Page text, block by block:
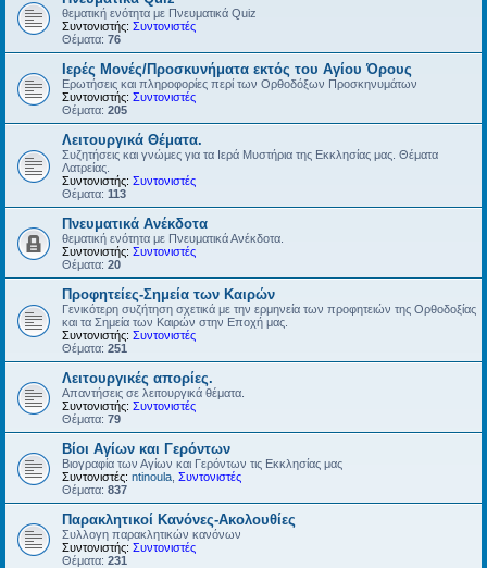
θεματική ενότητα με Πνευματικά Quiz
Συντονιστής: Συντονιστές
Θέματα: 76
Ιερές Μονές/Προσκυνήματα εκτός του Αγίου Όρους
Ερωτήσεις και πληροφορίες περί των Ορθοδόξων Προσκηνυμάτων
Συντονιστής: Συντονιστές
Θέματα: 205
Λειτουργικά Θέματα.
Συζητήσεις και γνώμες για τα Ιερά Μυστήρια της Εκκλησίας μας. Θέματα
Λατρείας.
Συντονιστής: Συντονιστές
Θέματα: 113
Πνευματικά Ανέκδοτα
θεματική ενότητα με Πνευματικά Ανέκδοτα.
Συντονιστής: Συντονιστές
Θέματα: 20
Προφητείες-Σημεία των Καιρών
Γενικότερη συζήτηση σχετικά με την ερμηνεία των προφητειών της Ορθοδοξίας
και τα Σημεία των Καιρών στην Εποχή μας.
Συντονιστής: Συντονιστές
Θέματα: 251
Λειτουργικές απορίες.
Απαντήσεις σε λειτουργικά θέματα.
Συντονιστής: Συντονιστές
Θέματα: 79
Βίοι Αγίων και Γερόντων
Βιογραφία των Αγίων και Γερόντων τις Εκκλησίας μας
Συντονιστές: ntinoula Συντονιστές
Θέματα: 837
Παρακλητικοί Κανόνες-Ακολουθίες
Συλλογη παρακλητικών κανόνων
Συντονιστής: Συντονιστές
Θέματα: 231